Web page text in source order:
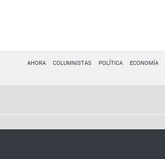
AHORA COLUMNISTAS POLÍTICA ECONOMÍA